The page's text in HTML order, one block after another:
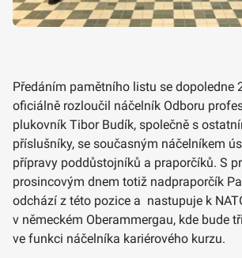
Předáním pamětního listu se dopoledne
oficiálně rozloučil náčelník Odboru
plukovník Tibor Budík, společně s
příslušníky, se současným náčelníkem
přípravy poddůstojníků a praporčíků. S
prosincovým dnem totiž nadpraporčík
odchází z této pozice a nastupuje k
v německém Oberammergau, kde bude
ve funkci náčelníka kariérového kurzu.